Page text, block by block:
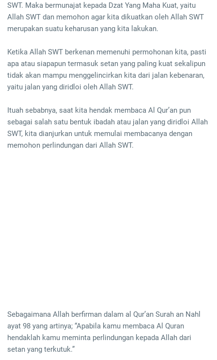
SWT. Maka bermunajat kepada Dzat Yang Maha Kuat, yaitu
Allah SWT dan memohon agar kita dikuatkan oleh Allah SWT
merupakan suatu keharusan yang kita lakukan.
Ketika Allah SWT berkenan memenuhi permohonan kita, pasti
apa atau siapapun termasuk setan yang paling kuat sekalipun
tidak akan mampu menggelincirkan kita dari jalan kebenaran,
yaitu jalan yang diridloi oleh Allah SWT.
Ituah sebabnya, saat kita hendak membaca Al Qur’an pun
sebagai salah satu bentuk ibadah atau jalan yang diridloi Allah
SWT, kita dianjurkan untuk memulai membacanya dengan
memohon perlindungan dari Allah SWT.
Sebagaimana Allah berfirman dalam al Qur’an Surah an Nahl
ayat 98 yang artinya; “Apabila kamu membaca Al Quran
hendaklah kamu meminta perlindungan kepada Allah dari
setan yang terkutuk.”